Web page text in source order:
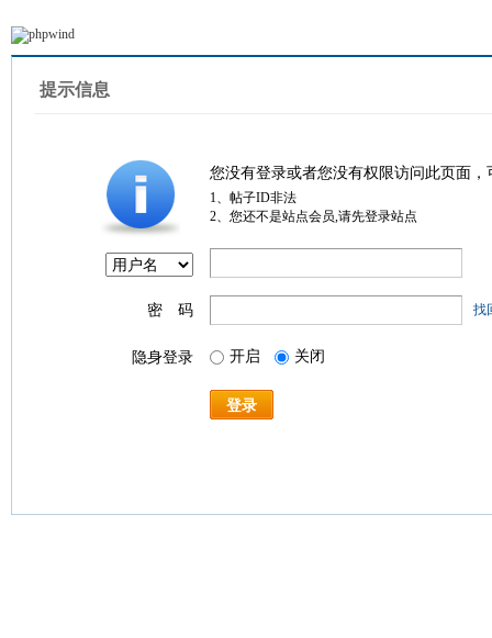
提示信息
您没有登录或者您没有权限访问此页面
1、帖子ID非法
2、您还不是站点会员,请先登录站点
密 码 找
隐身登录 开启 关闭
登录